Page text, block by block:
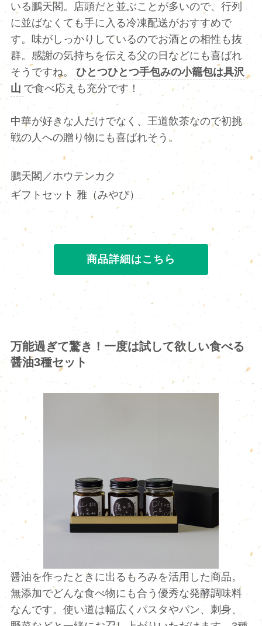
いる鵬天閣。店頭だと並ぶことが多いので、行列
に並ばなくても手に入る冷凍配送がおすすめで
す。味がしっかりしているのでお酒との相性も抜
群。感謝の気持ちを伝える父の日などにも喜ばれ
そうですね。
ひとつひとつ手包みの小籠包は具沢
山 で食べ応えも充分です！
中華が好きな人だけでなく、王道飲茶なので初挑
戦の人への贈り物にも喜ばれそう。
鵬天閣／ホウテンカク
ギフトセット 雅（みやび）
商品詳細はこちら
万能過ぎて驚き！一度は試して欲しい食べる
醤油3種セット
醤油を作ったときに出るもろみを活用した商品。
無添加でどんな食べ物にも合う優秀な発酵調味料
なんです。使い道は幅広くパスタやパン、刺身、